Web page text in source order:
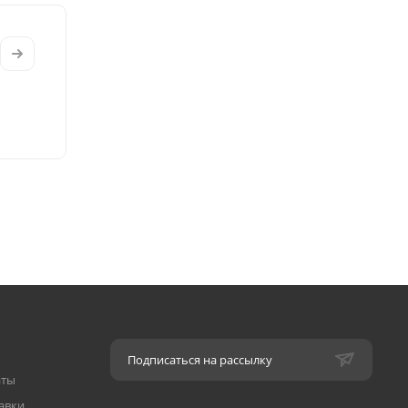
Подписаться на рассылку